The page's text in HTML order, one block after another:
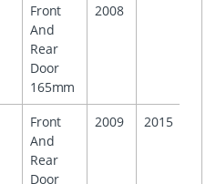
Front
And
Rear
Door
165mm
2008
Front
And
Rear
Door
2009 2015